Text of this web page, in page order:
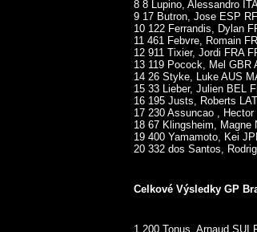
8 8 Lupino, Alessandro
9 17 Butron, Jose ESP
10 122 Ferrandis, Dylan
11 461 Febvre, Romain
12 911 Tixier, Jordi FRA
13 119 Pocock, Mel GBR
14 26 Styke, Luke AUS
15 33 Lieber, Julien BEL
16 195 Justs, Roberts
17 230 Assuncao ,
18 67 Klingsheim,
19 400 Yamamoto, Kei
20 332 dos Santos,
Celkové Výsledky GP
1 200 Tonus, Arnaud SUI